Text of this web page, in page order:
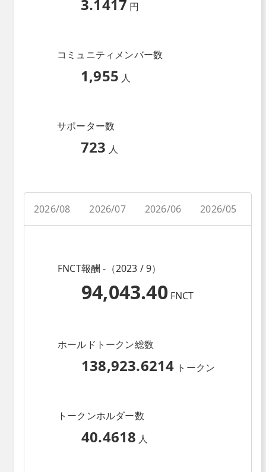
3.1417 円
コミュニティメンバー数
1,955 人
サポーター数
723 人
2026/08 2026/07 2026/06 2026/05
FNCT報酬 -（2023 / 9）
94,043.40 FNCT
ホールドトークン総数
138,923.6214 トークン
トークンホルダー数
40.4618 人